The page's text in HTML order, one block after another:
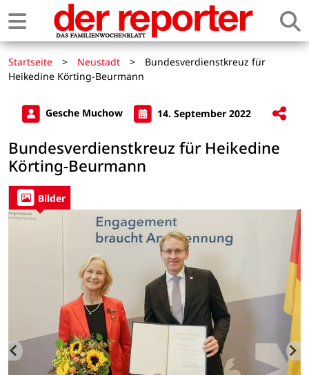
Startseite > Neustadt >
Bundesverdienstkreuz für
Heikedine Körting-Beurmann
Gesche Muchow 14. September 2022
Bundesverdienstkreuz für Heikedine
Körting-Beurmann
Bilder